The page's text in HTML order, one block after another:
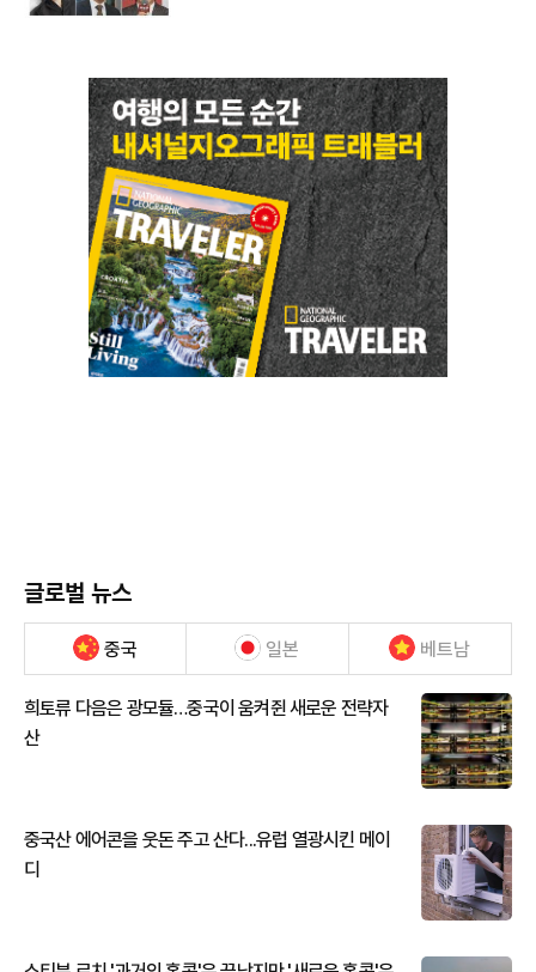
글로벌 뉴스
중국 일본 베트남
희토류 다음은 광모듈…중국이 움켜쥔 새로운 전략자
산
중국산 에어콘을 웃돈 주고 산다...유럽 열광시킨 메이
디